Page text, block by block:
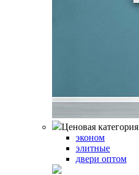
Ценовая категория
эконом
элитные
двери оптом